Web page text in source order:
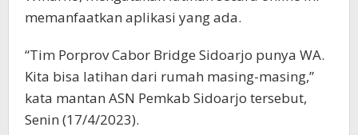
memanfaatkan aplikasi yang ada.
“Tim Porprov Cabor Bridge Sidoarjo punya WA.
Kita bisa latihan dari rumah masing-masing,”
kata mantan ASN Pemkab Sidoarjo tersebut,
Senin (17/4/2023).